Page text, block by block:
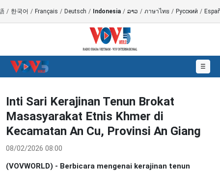
/ 한국어 / Français / Deutsch / Indonesia / ລາວ / ภาษาไทย / Русский /
☰
Inti Sari Kerajinan Tenun Brokat
Masasyarakat Etnis Khmer di
Kecamatan An Cu, Provinsi An Giang
08/02/2026 08:00
(VOVWORLD) - Berbicara mengenai kerajinan tenun